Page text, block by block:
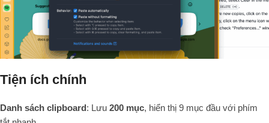
Tiện ích chính
Danh sách clipboard: Lưu 200 mục, hiển thị 9 mục đầu với phím